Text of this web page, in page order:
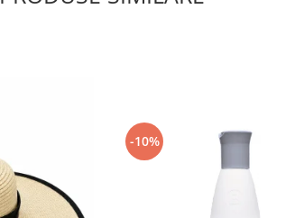
-10%